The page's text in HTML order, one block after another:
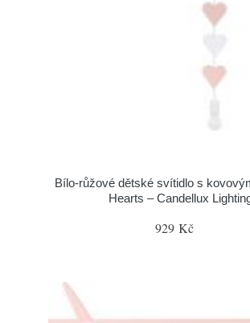
Bílo-růžové dětské svítidlo s
Hearts – Candellux
929 Kč